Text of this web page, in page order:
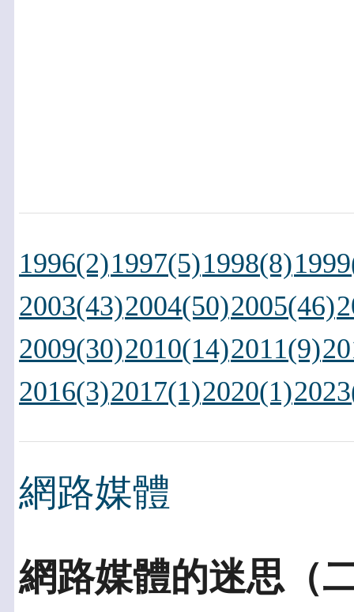
1996(2)1997(5)1998(8)
2003(43)2004(50)2005(46)
2009(30)2010(14)2011(9)
2016(3)2017(1)2020(1)
網路媒體
網路媒體的迷思（